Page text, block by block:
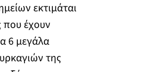
εκτιμάται
που έχουν
6 μεγάλα
της